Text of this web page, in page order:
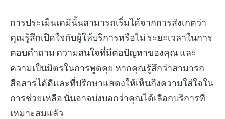
การประเมินเคมีนั้นสามารถเริ่มได้จากการสังเกตว่า
คุณรู้สึกเปิดใจกับผู้ให้บริการหรือไม่ ระยะเวลาในการ
ตอบคำถาม ความสนใจที่มีต่อปัญหาของคุณ และ
ความเป็นมิตรในการพูดคุย หากคุณรู้สึกว่าสามารถ
สื่อสารได้ดีและที่ปรึกษาแสดงให้เห็นถึงความใส่ใจใน
การช่วยเหลือ นั่นอาจบ่งบอกว่าคุณได้เลือกบริการที่
เหมาะสมแล้ว